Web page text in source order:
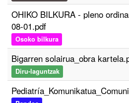
OHIKO BILKURA - pleno
08-01.pdf
Osoko bilkura
Bigarren solairua_obra
Diru-laguntzak